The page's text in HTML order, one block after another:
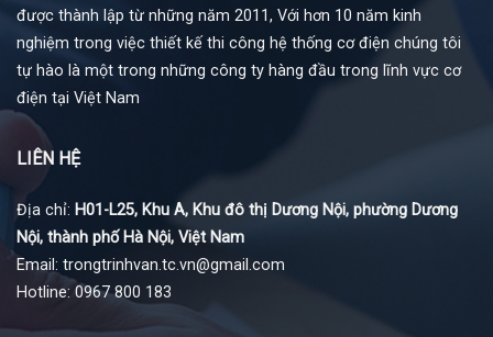
được thành lập từ những năm 2011, Với hơn 10 năm kinh
nghiệm trong việc thiết kế thi công hệ thống cơ điện chúng tôi
tự hào là một trong những công ty hàng đầu trong lĩnh vực cơ
điện tại Việt Nam
LIÊN HỆ
Địa chỉ: H01-L25, Khu A, Khu đô thị Dương Nội, phường Dương
Nội, thành phố Hà Nội, Việt Nam
Email: trongtrinhvan.tc.vn@gmail.com
Hotline: 0967 800 183